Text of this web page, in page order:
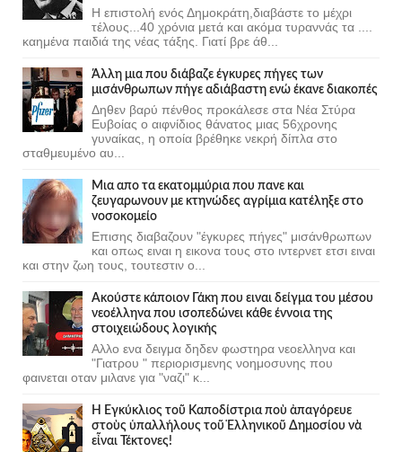
Η επιστολή ενός Δημοκράτη,διαβάστε το μέχρι
τέλους...40 χρόνια μετά και ακόμα τυραννάς τα ....
καημένα παιδιά της νέας τάξης. Γιατί βρε άθ...
Άλλη μια που διάβαζε έγκυρες πήγες των
μισάνθρωπων πήγε αδιάβαστη ενώ έκανε διακοπές
Δηθεν βαρύ πένθος προκάλεσε στα Νέα Στύρα
Ευβοίας ο αιφνίδιος θάνατος μιας 56χρονης
γυναίκας, η οποία βρέθηκε νεκρή δίπλα στο
σταθμευμένο αυ...
Μια απο τα εκατομμύρια που πανε και
ζευγαρωνουν με κτηνώδες αγρίμια κατέληξε στο
νοσοκομείο
Επισης διαβαζουν "έγκυρες πήγες" μισάνθρωπων
και οπως ειναι η εικονα τους στο ιντερνετ ετσι ειναι
και στην ζωη τους, τουτεστιν ο...
Ακούστε κάποιον Γάκη που ειναι δείγμα του μέσου
νεοέλληνα που ισοπεδώνει κάθε έννοια της
στοιχειώδους λογικής
Αλλο ενα δειγμα δηδεν φωστηρα νεοελληνα και
"Γιατρου " περιορισμενης νοημοσυνης που
φαινεται οταν μιλανε για "ναζι" κ...
Ἡ Ἐγκύκλιος τοῦ Καποδίστρια ποὺ ἀπαγόρευε
στοὺς ὑπαλλήλους τοῦ Ἑλληνικοῦ Δημοσίου νὰ
εἶναι Τέκτονες!